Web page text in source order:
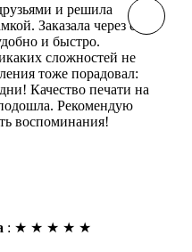
и решила
Заказала через сайт
и быстро.
сложностей не
тоже порадовал:
Качество печати на
Рекомендую
воспоминания!
: ★ ★ ★ ★ ★